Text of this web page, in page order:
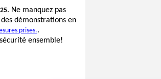
. Ne manquez pas
démonstrations en
prises..
ensemble!